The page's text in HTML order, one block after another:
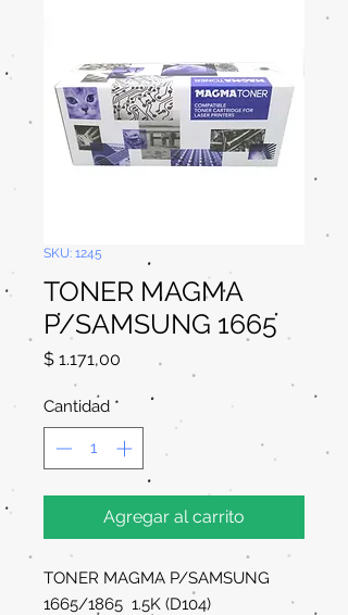
SKU: 1245
TONER MAGMA
P/SAMSUNG 1665
$ 1.171,00 Precio
Cantidad *
Agregar al carrito
TONER MAGMA P/SAMSUNG
1665/1865 1.5K (D104)